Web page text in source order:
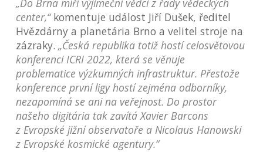
„Do Brna míří výjimeční vědci z řady vědeckých
center,“komentuje událost Jiří Dušek, ředitel
Hvězdárny a planetária Brno a velitel stroje na
zázraky. „Česká republika totiž hostí celosvětovou
konferenci ICRI 2022, která se věnuje
problematice výzkumných infrastruktur. Přestože
konference první ligy hostí zejména odborníky,
nezapomíná se ani na veřejnost. Do prostor
našeho digitária tak zavítá Xavier Barcons
z Evropské jižní observatoře a Nicolaus Hanowski
z Evropské kosmické agentury.“